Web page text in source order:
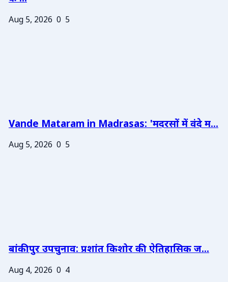
Aug 5, 2026 0 5
Vande Mataram in Madrasas: 'मदरसों में वंदे म...
Aug 5, 2026 0 5
बांकीपुर उपचुनाव: प्रशांत किशोर की ऐतिहासिक ज...
Aug 4, 2026 0 4